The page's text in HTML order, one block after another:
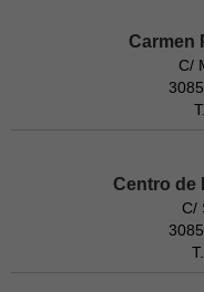
Carmen
C/
Centro de
C/